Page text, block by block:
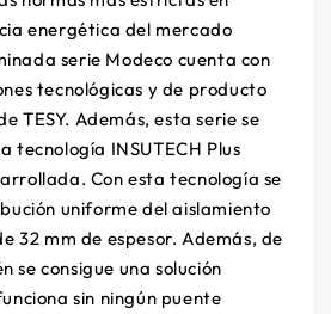
energética del mercado
serie Modeco cuenta con
tecnológicas y de producto
TESY. Además, esta serie se
tecnología INSUTECH Plus
Con esta tecnología se
uniforme del aislamiento
32 mm de espesor. Además, de
se consigue una solución
sin ningún puente